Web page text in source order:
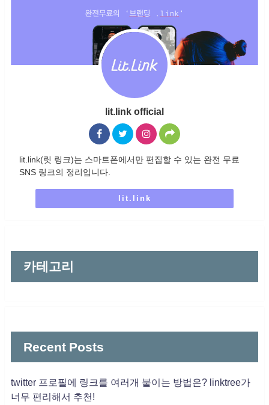
lit.link official
lit.link(릿 링크)는 스마트폰에서만 편집할 수 있는 완전 무료
SNS 링크의 정리입니다.
lit.link
카테고리
Recent Posts
twitter 프로필에 링크를 여러개 붙이는 방법은? linktree가
너무 편리해서 추천!